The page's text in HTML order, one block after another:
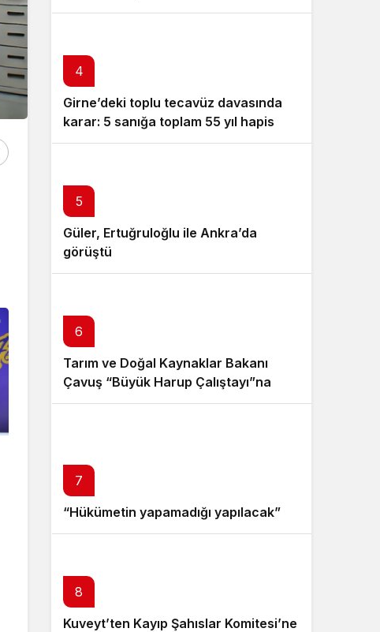
vaatlerle çözülemez
4
Girne’deki toplu tecavüz davasında
karar: 5 sanığa toplam 55 yıl hapis
5
Güler, Ertuğruloğlu ile Ankra’da
görüştü
6
Tarım ve Doğal Kaynaklar Bakanı
Çavuş “Büyük Harup Çalıştayı”na
katıldı
7
“Hükümetin yapamadığı yapılacak”
8
Kuveyt’ten Kayıp Şahıslar Komitesi’ne